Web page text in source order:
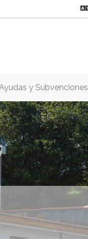
y Subvenciones